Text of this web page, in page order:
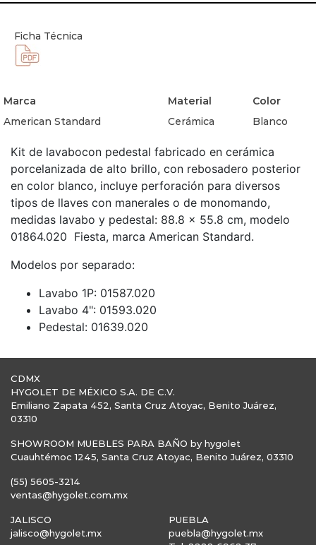
Ficha Técnica
Marca Material
Color
American Standard
Cerámica Blanco
Kit de lavabocon pedestal fabricado en cerámica
porcelanizada de alto brillo, con rebosadero posterior
en color blanco, incluye perforación para diversos
tipos de llaves con manerales o de monomando,
medidas lavabo y pedestal: 88.8 x 55.8 cm, modelo
01864.020 Fiesta, marca American Standard.
Modelos por separado:
Lavabo 1P: 01587.020
Lavabo 4": 01593.020
Pedestal: 01639.020
CDMX
HYGOLET DE MÉXICO S.A. DE C.V.
Emiliano Zapata 452, Santa Cruz Atoyac, Benito Juárez,
03310
SHOWROOM MUEBLES PARA BAÑO by hygolet
Cuauhtémoc 1245, Santa Cruz Atoyac, Benito Juárez, 03310
(55) 5605-3214
ventas@hygolet.com.mx
JALISCO
jalisco@hygolet.mx
PUEBLA
puebla@hygolet.mx